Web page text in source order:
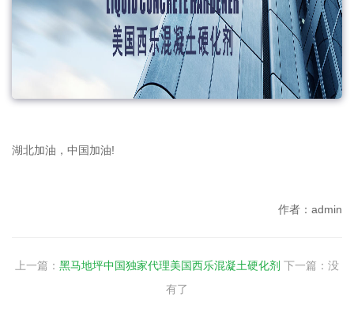
湖北加油，中国加油!
作者：admin
上一篇： 黑马地坪中国独家代理美国西乐混凝土硬化剂 下一篇：没
有了